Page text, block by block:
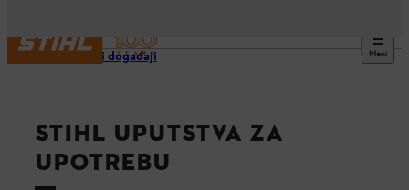
Meni
Usluge i događaji
STIHL UPUTSTVA ZA
UPOTREBU